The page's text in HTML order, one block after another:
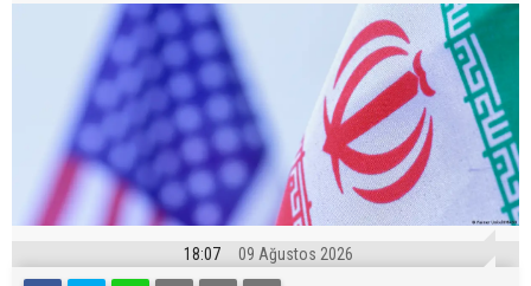
18:07 09 Ağustos 2026